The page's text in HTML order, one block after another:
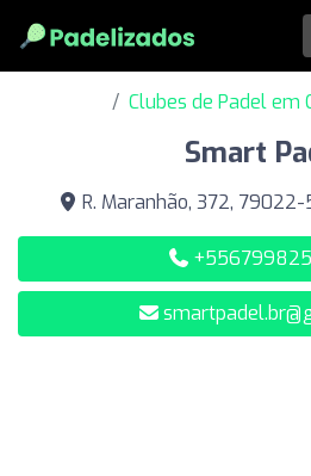
Clubes de Padel em
Smart
R. Maranhão, 372,